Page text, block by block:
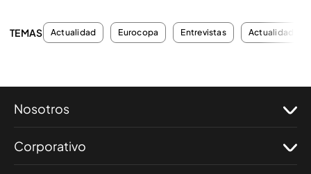
TEMAS Actualidad Eurocopa Entrevistas Actualidad
Nosotros
Corporativo